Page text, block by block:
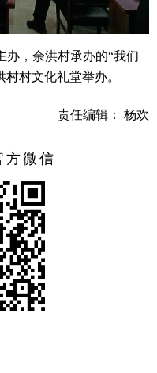
办，余洪村承办的“我们
村文化礼堂举办。
责任编辑： 杨欢
方微信